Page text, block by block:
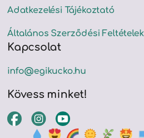
Adatkezelési Tájékoztató
Általános Szerződési Feltételek
Kapcsolat
info@egikucko.hu
Kövess minket!